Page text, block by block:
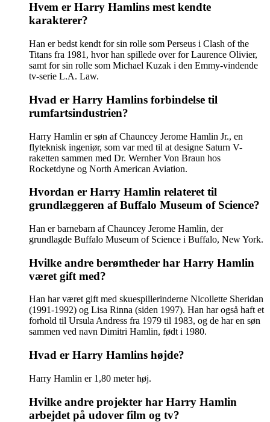
Hvem er Harry Hamlins mest kendte
karakterer?
Han er bedst kendt for sin rolle som Perseus i Clash of the
Titans fra 1981, hvor han spillede over for Laurence Olivier,
samt for sin rolle som Michael Kuzak i den Emmy-vindende
tv-serie L.A. Law.
Hvad er Harry Hamlins forbindelse til
rumfartsindustrien?
Harry Hamlin er søn af Chauncey Jerome Hamlin Jr., en
flyteknisk ingeniør, som var med til at designe Saturn V-
raketten sammen med Dr. Wernher Von Braun hos
Rocketdyne og North American Aviation.
Hvordan er Harry Hamlin relateret til
grundlæggeren af Buffalo Museum of Science?
Han er barnebarn af Chauncey Jerome Hamlin, der
grundlagde Buffalo Museum of Science i Buffalo, New York.
Hvilke andre berømtheder har Harry Hamlin
været gift med?
Han har været gift med skuespillerinderne Nicollette Sheridan
(1991-1992) og Lisa Rinna (siden 1997). Han har også haft et
forhold til Ursula Andress fra 1979 til 1983, og de har en søn
sammen ved navn Dimitri Hamlin, født i 1980.
Hvad er Harry Hamlins højde?
Harry Hamlin er 1,80 meter høj.
Hvilke andre projekter har Harry Hamlin
arbejdet på udover film og tv?